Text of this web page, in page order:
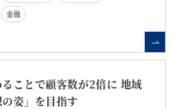
金融
ことで顧客数が2倍に 地域
姿」を目指す